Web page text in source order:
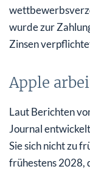
wurde zur
Zinsen
Apple
Laut Berichten
Journal
Sie sich nicht zu
frühestens 2028,